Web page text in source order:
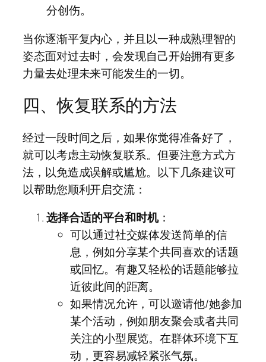
分创伤。
当你逐渐平复内心，并且以一种成熟理智的
姿态面对过去时，会发现自己开始拥有更多
力量去处理未来可能发生的一切。
四、恢复联系的方法
经过一段时间之后，如果你觉得准备好了，
就可以考虑主动恢复联系。但要注意方式方
法，以免造成误解或尴尬。以下几条建议可
以帮助您顺利开启交流：
选择合适的平台和时机：
可以通过社交媒体发送简单的信
息，例如分享某个共同喜欢的话题
或回忆。有趣又轻松的话题能够拉
近彼此间的距离。
如果情况允许，可以邀请他/她参加
某个活动，例如朋友聚会或者共同
关注的小型展览。在群体环境下互
动，更容易减轻紧张气氛。